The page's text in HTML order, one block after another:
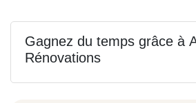
Gagnez du temps grâce à
Rénovations